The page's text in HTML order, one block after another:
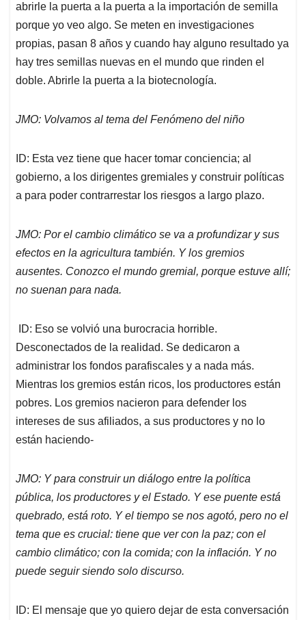
abrirle la puerta a la puerta a la importación de semilla
porque yo veo algo. Se meten en investigaciones
propias, pasan 8 años y cuando hay alguno resultado ya
hay tres semillas nuevas en el mundo que rinden el
doble. Abrirle la puerta a la biotecnología.
JMO: Volvamos al tema del Fenómeno del niño
ID: Esta vez tiene que hacer tomar conciencia; al
gobierno, a los dirigentes gremiales y construir políticas
a para poder contrarrestar los riesgos a largo plazo.
JMO: Por el cambio climático se va a profundizar y sus
efectos en la agricultura también. Y los gremios
ausentes. Conozco el mundo gremial, porque estuve allí;
no suenan para nada.
ID: Eso se volvió una burocracia horrible.
Desconectados de la realidad. Se dedicaron a
administrar los fondos parafiscales y a nada más.
Mientras los gremios están ricos, los productores están
pobres. Los gremios nacieron para defender los
intereses de sus afiliados, a sus productores y no lo
están haciendo-
JMO: Y para construir un diálogo entre la política
pública, los productores y el Estado. Y ese puente está
quebrado, está roto. Y el tiempo se nos agotó, pero no el
tema que es crucial: tiene que ver con la paz; con el
cambio climático; con la comida; con la inflación. Y no
puede seguir siendo solo discurso.
ID: El mensaje que yo quiero dejar de esta conversación